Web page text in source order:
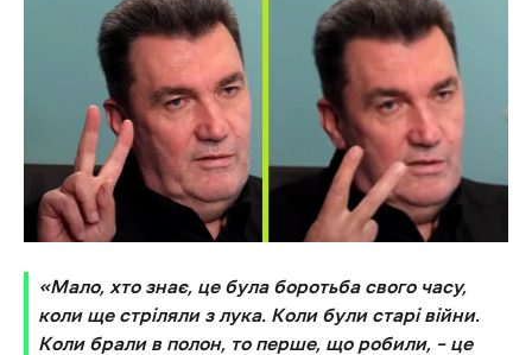
«Мало, хто знає, це була боротьба свого часу,
коли ще стріляли з лука. Коли були старі війни.
Коли брали в полон, то перше, що робили, – це